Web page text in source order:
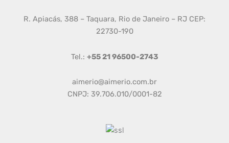
R. Apiacás, 388 – Taquara, Rio de Janeiro – RJ CEP:
22730-190
Tel.: +55 21 96500-2743
aimerio@aimerio.com.br
CNPJ: 39.706.010/0001-82